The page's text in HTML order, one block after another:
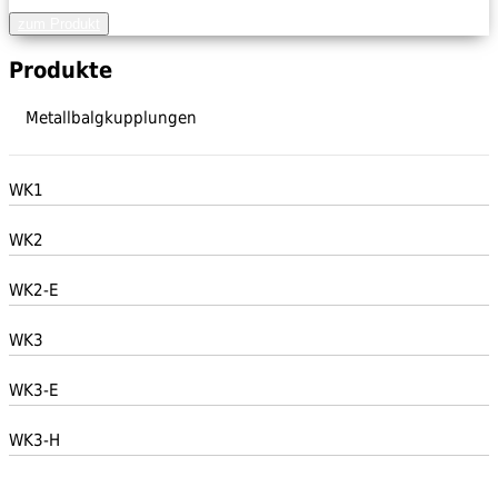
Produkte
Metallbalgkupplungen
WK1
WK2
WK2-E
WK3
WK3-E
WK3-H